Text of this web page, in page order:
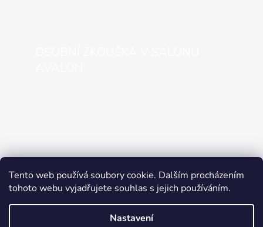
Tento web používá soubory cookie. Dalším procházením
tohoto webu vyjadřujete souhlas s jejich používáním.
Nastavení